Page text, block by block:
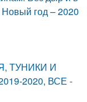
Новый год – 2020
ТУНИКИ И
2020, ВСЕ -